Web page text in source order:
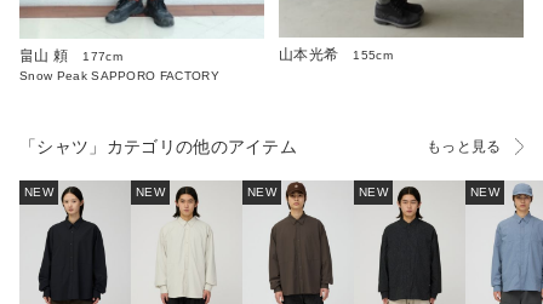
畠山 頼
177cm
Snow Peak SAPPORO FACTORY
山本光希 155cm
「シャツ」カテゴリの他のアイテム もっと見る
NEW NEW NEW NEW NEW